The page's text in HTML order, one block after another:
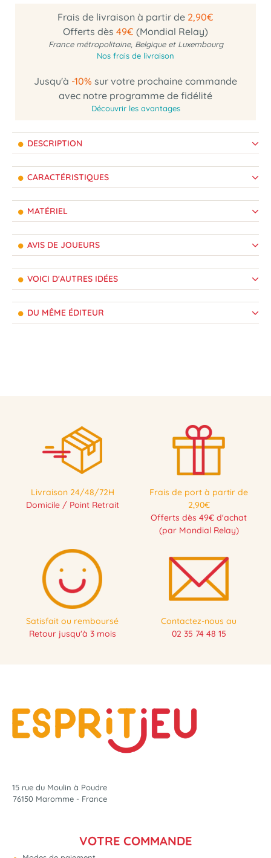
Frais de livraison à partir de 2,90€
Offerts dès 49€ (Mondial Relay)
France métropolitaine, Belgique et Luxembourg
Nos frais de livraison
Jusqu'à -10% sur votre prochaine commande
avec notre programme de fidélité
Découvrir les avantages
DESCRIPTION
CARACTÉRISTIQUES
MATÉRIEL
AVIS DE JOUEURS
VOICI D'AUTRES IDÉES
DU MÊME ÉDITEUR
Livraison 24/48/72H
Domicile / Point Retrait
Frais de port à partir de
2,90€
Offerts dès 49€ d'achat
(par Mondial Relay)
Satisfait ou remboursé
Retour jusqu'à 3 mois
Contactez-nous au
02 35 74 48 15
15 rue du Moulin à Poudre
76150 Maromme - France
VOTRE COMMANDE